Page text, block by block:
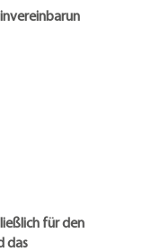
für den
das